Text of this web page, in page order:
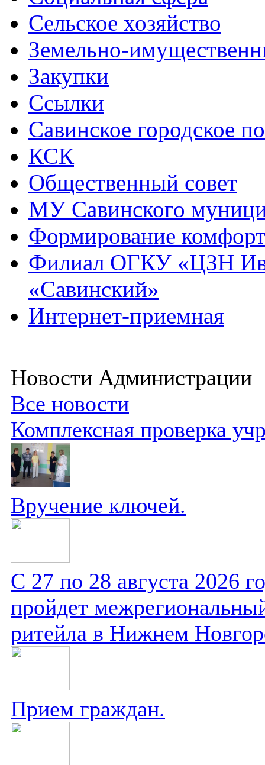
Сельское хозяйство
Земельно-
Закупки
Ссылки
Савинское городское
КСК
Общественный совет
МУ Савинского
Формирование
Филиал ОГКУ «ЦЗН
«Савинский»
Интернет-приемная
Новости Администрации
Все новости
Комплексная проверка
Вручение ключей.
С 27 по 28 августа 2026
пройдет
ритейла в Нижнем
Прием граждан.